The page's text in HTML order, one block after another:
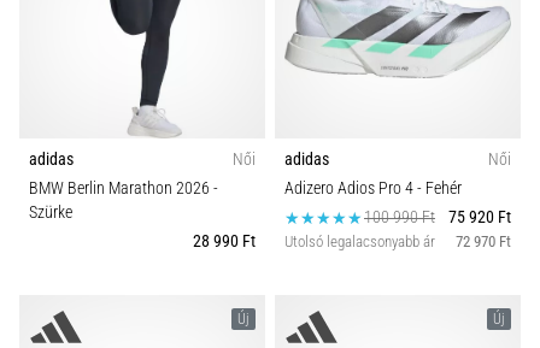
adidas
Női
BMW Berlin Marathon 2026 -
Szürke
28 990 Ft
adidas
Női
Adizero Adios Pro 4- Fehér
100 990 Ft
75 920 Ft
Utolsó legalacsonyabb ár 72 970 Ft
Új Új